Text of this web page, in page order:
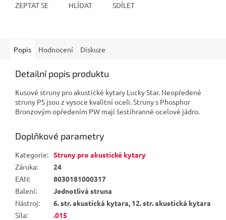
ZEPTAT SE HLÍDAT SDÍLET
Popis Hodnocení Diskuze
Detailní popis produktu
Kusové struny pro akustické kytary Lucky Star. Neopředené
struny PS jsou z vysoce kvalitní oceli. Struny s Phosphor
Bronzovým opředením PW mají šestihranné ocelové jádro.
Doplňkové parametry
Kategorie: Struny pro akustické kytary
Záruka:
24
EAN:
8030181000317
Balení:
Jednotlivá struna
Nástroj:
6. str. akustická kytara, 12. str. akustická kytara
Síla:
.015